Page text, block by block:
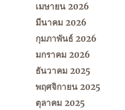
เมษายน 2026
มีนาคม 2026
กุมภาพันธ์ 2026
มกราคม 2026
ธันวาคม 2025
พฤศจิกายน 2025
ตุลาคม 2025